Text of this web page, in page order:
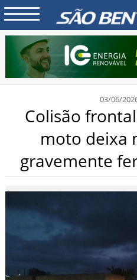
03/06/
Colisão
moto deixa
gravemente